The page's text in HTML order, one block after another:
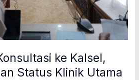
ke Kalsel,
Status Klinik Utama